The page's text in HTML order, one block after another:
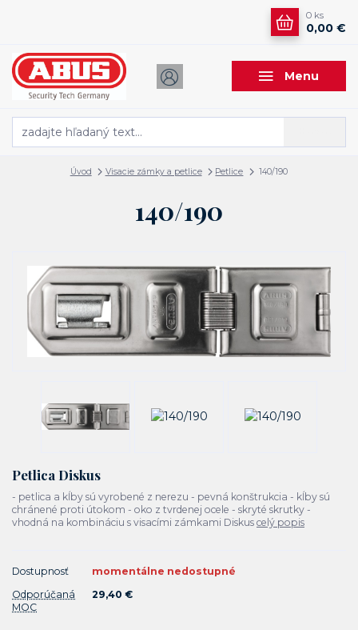
Menu
0 ks
0,00 €
Úvod Visacie zámky a petlice Petlice 140/190
140/190
Petlica Diskus
- petlica a kĺby sú vyrobené z nerezu - pevná konštrukcia - kĺby sú
chránené proti útokom - oko z tvrdenej ocele - skryté skrutky -
vhodná na kombináciu s visacími zámkami Diskus celý popis
Dostupnosť
momentálne nedostupné
Odporúčaná
MOC
29,40 €